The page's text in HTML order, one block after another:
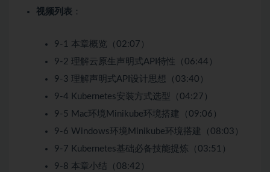
视频列表 ：
9-1 本章概览（02:07）
9-2 理解云原生声明式API特性（06:44）
9-3 理解声明式API设计思想（03:40）
9-4 Kubernetes安装方式选型（04:27）
9-5 Mac环境Minikube环境搭建（09:06）
9-6 Windows环境Minikube环境搭建（08:03）
9-7 Kubernetes基础必备技能提炼（03:51）
9-8 本章小结（08:42）